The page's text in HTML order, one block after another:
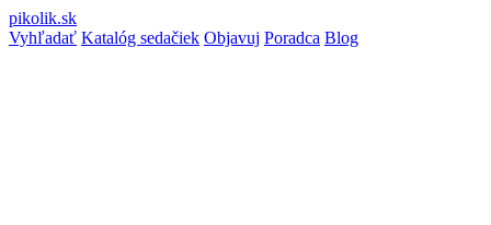
pikolik.sk
Vyhľadať Katalóg sedačiek Objavuj Poradca Blog